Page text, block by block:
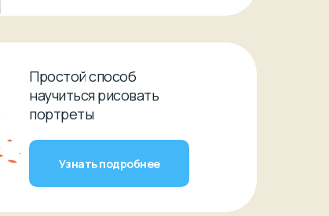
Простой способ
научиться рисовать
портреты
Узнать подробнее